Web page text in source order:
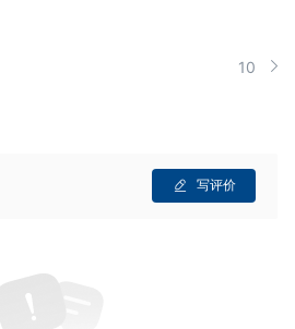
10
写评价